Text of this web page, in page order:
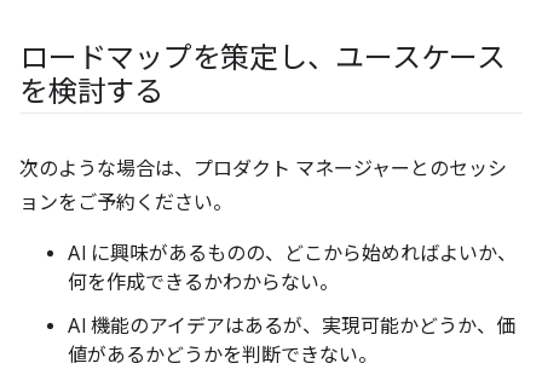
ロードマップを策定し、ユースケース
を検討する
次のような場合は、プロダクト マネージャーとのセッシ
ョンをご予約ください。
AI に興味があるものの、どこから始めればよいか、
何を作成できるかわからない。
AI 機能のアイデアはあるが、実現可能かどうか、価
値があるかどうかを判断できない。